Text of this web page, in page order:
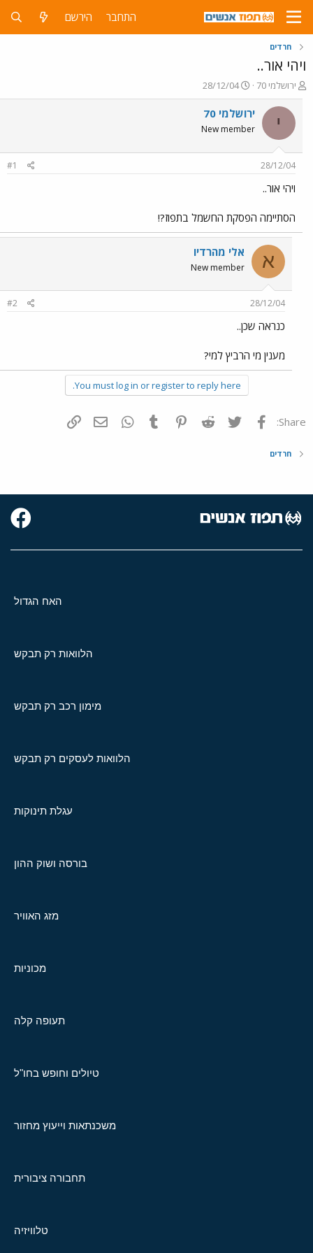
התחבר הירשם
חרדים
ויהי אור..
פ
ו
ת
ח
ה
ש
א
ירושלמי 70
פ
ו
ר
ם
28/12/04
י ירושלמי 70
New member
28/12/04
#1
ויהי אור..
הסתיימה הפסקת החשמל בתפוז?!
א אלי מהרדיו
New member
28/12/04
#2
כנראה שכן..
מענין מי הרביץ למי?
You must log in or register to reply here.
Share: פייסבוק Twitter
Reddit
Pinterest
Tumblr
WhatsAppדואר אלקטרוני
חרדים
האח הגדול
הלוואות רק תבקש
מימון רכב רק תבקש
הלוואות לעסקים רק תבקש
עגלת תינוקות
בורסה ושוק ההון
מזג האוויר
מכוניות
תעופה קלה
טיולים וחופש בחו"ל
משכנתאות וייעוץ מחזור
תחבורה ציבורית
טלוויזיה